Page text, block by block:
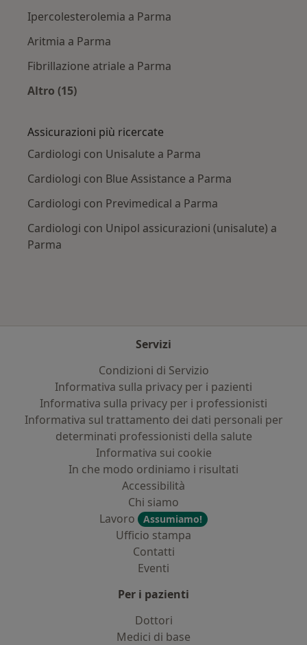
Ipercolesterolemia a Parma
Aritmia a Parma
Fibrillazione atriale a Parma
Altro (15)
Assicurazioni più ricercate
Cardiologi con Unisalute a Parma
Cardiologi con Blue Assistance a Parma
Cardiologi con Previmedical a Parma
Cardiologi con Unipol assicurazioni (unisalute) a
Parma
Servizi
Condizioni di Servizio
Informativa sulla privacy per i pazienti
Informativa sulla privacy per i professionisti
Informativa sul trattamento dei dati personali per
determinati professionisti della salute
Informativa sui cookie
In che modo ordiniamo i risultati
Accessibilità
Chi siamo
Lavoro
Assumiamo!
Ufficio stampa
Contatti
Eventi
Per i pazienti
Dottori
Medici di base